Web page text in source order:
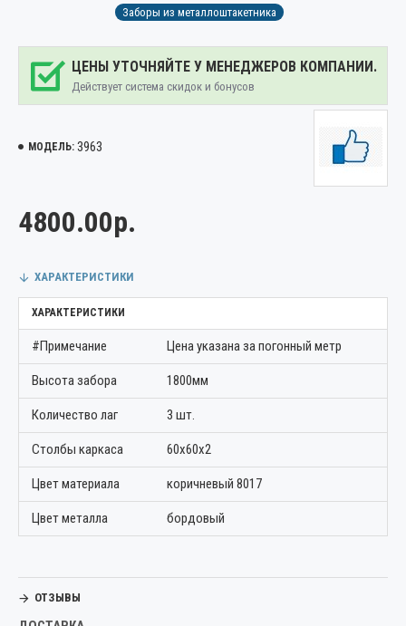
Заборы из металлоштакетника
ЦЕНЫ УТОЧНЯЙТЕ У МЕНЕДЖЕРОВ КОМПАНИИ.
Действует система скидок и бонусов
МОДЕЛЬ: 3963
4800.00р.
ХАРАКТЕРИСТИКИ
ХАРАКТЕРИСТИКИ
#Примечание Цена указана за погонный метр
Высота забора 1800мм
Количество лаг 3 шт.
Столбы каркаса 60х60х2
Цвет материала коричневый 8017
Цвет металла бордовый
ОТЗЫВЫ